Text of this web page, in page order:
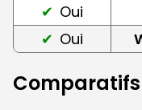
Oui
Oui